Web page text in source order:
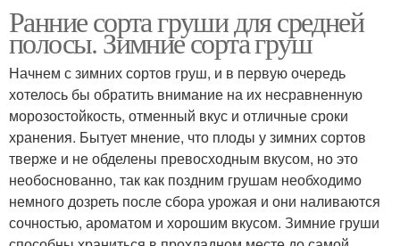
Ранние сорта груши для средней
полосы. Зимние сорта груш
Начнем с зимних сортов груш, и в первую очередь
хотелось бы обратить внимание на их несравненную
морозостойкость, отменный вкус и отличные сроки
хранения. Бытует мнение, что плоды у зимних сортов
тверже и не обделены превосходным вкусом, но это
необоснованно, так как поздним грушам необходимо
немного дозреть после сбора урожая и они наливаются
сочностью, ароматом и хорошим вкусом. Зимние груши